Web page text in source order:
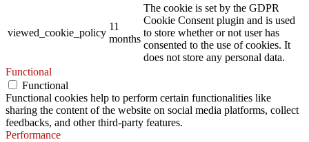
viewed_cookie_policy
11
months
The cookie is set by the GDPR
Cookie Consent plugin and is used
to store whether or not user has
consented to the use of cookies. It
does not store any personal data.
Functional
Functional
Functional cookies help to perform certain functionalities like
sharing the content of the website on social media platforms, collect
feedbacks, and other third-party features.
Performance